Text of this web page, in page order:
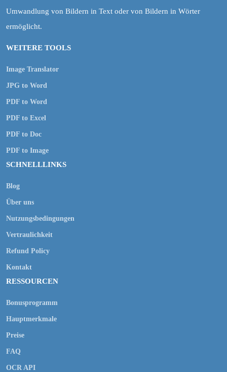
Umwandlung von Bildern in Text oder von Bildern in Wörter
ermöglicht.
WEITERE TOOLS
Image Translator
JPG to Word
PDF to Word
PDF to Excel
PDF to Doc
PDF to Image
SCHNELLLINKS
Blog
Über uns
Nutzungsbedingungen
Vertraulichkeit
Refund Policy
Kontakt
RESSOURCEN
Bonusprogramm
Hauptmerkmale
Preise
FAQ
OCR API